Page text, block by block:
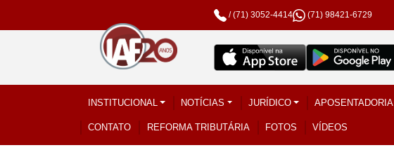
/(71) 3052-4414 (71) 98421-6729
INSTITUCIONAL NOTÍCIAS JURÍDICO APOSENTADORIA
CONTATO REFORMA TRIBUTÁRIA FOTOS VÍDEOS